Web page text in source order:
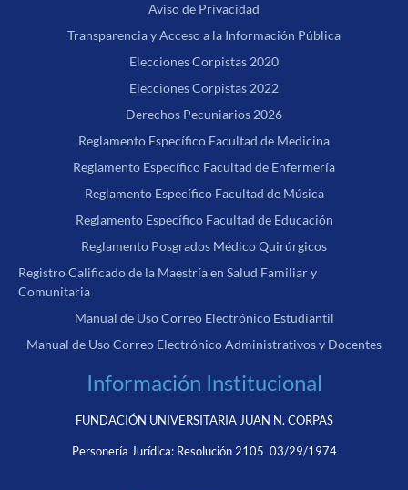
Aviso de Privacidad
Transparencia y Acceso a la Información Pública
Elecciones Corpistas 2020
Elecciones Corpistas 2022
Derechos Pecuniarios 2026
Reglamento Específico Facultad de Medicina
Reglamento Específico Facultad de Enfermería
Reglamento Específico Facultad de Música
Reglamento Específico Facultad de Educación
Reglamento Posgrados Médico Quirúrgicos
Registro Calificado de la Maestría en Salud Familiar y
Comunitaria
Manual de Uso Correo Electrónico Estudiantil
Manual de Uso Correo Electrónico Administrativos y Docentes
Información Institucional
FUNDACIÓN UNIVERSITARIA JUAN N. CORPAS
Personería Jurídica: Resolución 2105 03/29/1974